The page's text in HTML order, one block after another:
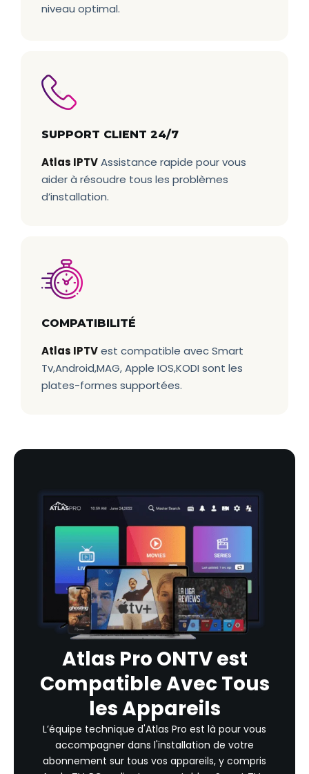
niveau optimal.
SUPPORT CLIENT 24/7
Atlas IPTVAssistance rapide pour vous
aider à résoudre tous les problèmes
d’installation.
COMPATIBILITÉ
Atlas IPTVest compatible avec Smart
Tv,Android,MAG, Apple IOS,KODI sont les
plates-formes supportées.
Atlas Pro ONTVest
Compatible Avec Tous
les Appareils
L’équipe technique d'Atlas Pro est là pour vous
accompagner dans l'installation de votre
abonnement sur tous vos appareils, y compris